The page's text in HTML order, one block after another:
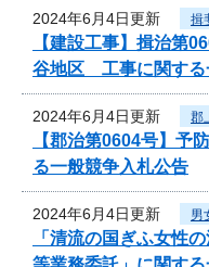
2024年6月4日更新 揖
【建設工事】揖治
谷地区 工事に関する
2024年6月4日更新 郡
【郡治第0604号】
る一般競争入札公告
2024年6月4日更新 男
「清流の国ぎふ女性